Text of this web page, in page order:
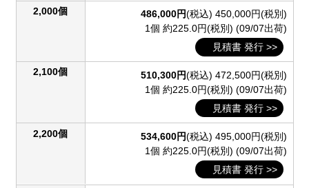
2,000個 486,000円(税込) 450,000円(税別)
1個 約225.0円(税別) (09/07出荷)
見積書 発行 >>
2,100個 510,300円(税込) 472,500円(税別)
1個 約225.0円(税別) (09/07出荷)
見積書 発行 >>
2,200個 534,600円(税込) 495,000円(税別)
1個 約225.0円(税別) (09/07出荷)
見積書 発行 >>